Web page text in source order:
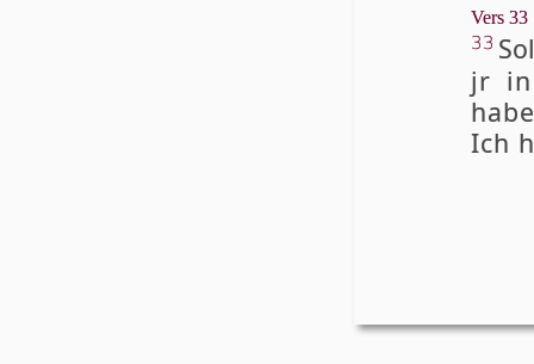
Vers 33
33
jr
Ich